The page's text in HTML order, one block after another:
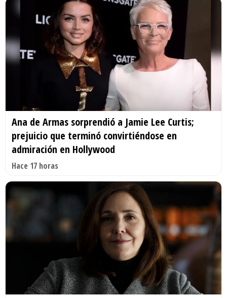
Ana de Armas sorprendió a Jamie Lee Curtis;
prejuicio que terminó convirtiéndose en
admiración en Hollywood
Hace 17 horas